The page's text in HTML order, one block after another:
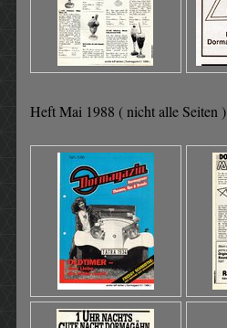
Heft Mai 1988 ( nicht alle Seiten )